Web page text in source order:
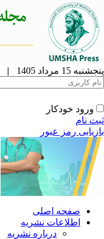
پنجشنبه 15 مرداد 1405 |
ورود خودکار
ثبت نام
بازیابی رمز عبور
صفحه اصلی
اطلاعات نشریه
درباره نشریه